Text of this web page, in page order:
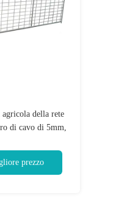
della rete
di cavo di 5mm,
prezzo